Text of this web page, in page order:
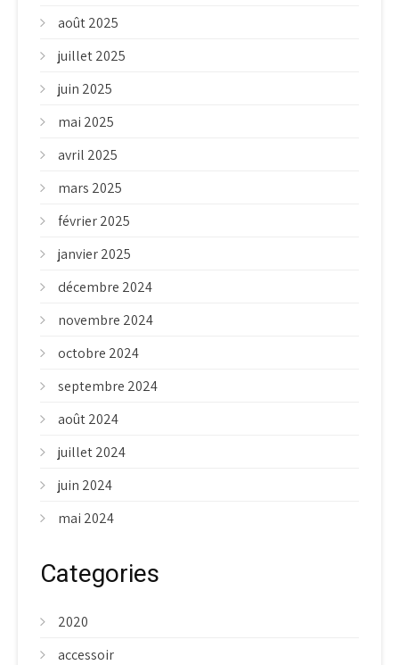
août 2025
juillet 2025
juin 2025
mai 2025
avril 2025
mars 2025
février 2025
janvier 2025
décembre 2024
novembre 2024
octobre 2024
septembre 2024
août 2024
juillet 2024
juin 2024
mai 2024
Categories
2020
accessoir